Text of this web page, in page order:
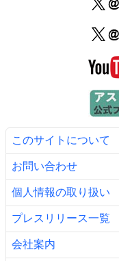
このサイトについて
お問い合わせ
個人情報の取り扱い
プレスリリース一覧
会社案内